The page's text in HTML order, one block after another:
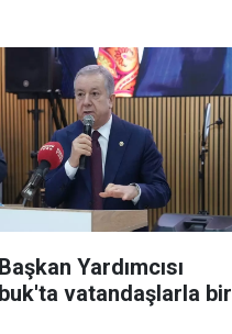
Yardımcısı
vatandaşlarla bir